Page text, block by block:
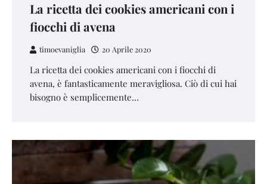
La ricetta dei cookies americani con i
fiocchi di avena
timoevaniglia 20 Aprile 2020
La ricetta dei cookies americani con i fiocchi di
avena, è fantasticamente meravigliosa. Ciò di cui hai
bisogno è semplicemente…